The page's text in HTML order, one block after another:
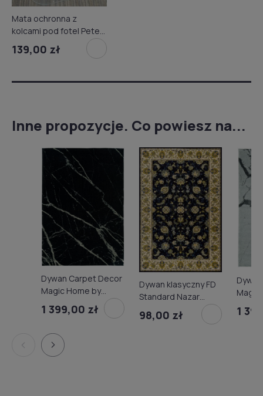
Mata ochronna z
kolcami pod fotel Petex
Plus 90x120 cm
139,00 zł
Inne propozycje. Co powiesz na...
Dywan Carpet Decor
Magic Home by
Maciej Zień Pietra
black
1 399,00 zł
Dywan klasyczny FD
Standard Nazar
błękit
98,00 zł
Magic
light
1